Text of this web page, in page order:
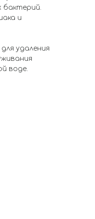
бактерий.
и
удаления
воде.